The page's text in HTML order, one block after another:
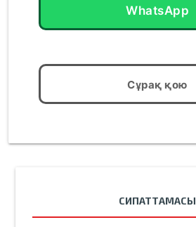
WhatsApp
Сұрақ қою
СИПАТТАМАСЫ